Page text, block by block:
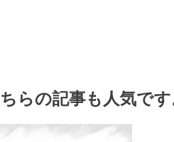
らの記事も人気です